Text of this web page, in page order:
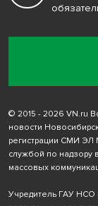
© 2015 - 2026 VN.ru
новости
регистрации СМИ ЭЛ
службой по надзору
массовых
Учредитель ГАУ НСО